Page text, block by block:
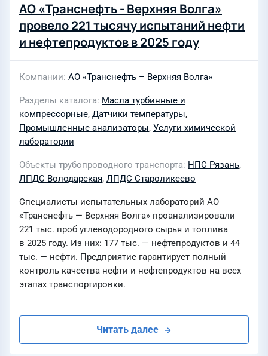
АО «Транснефть - Верхняя Волга»
провело 221 тысячу испытаний нефти
и нефтепродуктов в 2025 году
Компании АО «Транснефть – Верхняя Волга»
Разделы каталога Масла турбинные и
компрессорные, Датчики температуры,
Промышленные анализаторы, Услуги химической
лаборатории
Объекты трубопроводного транспорта НПС Рязань,
ЛПДС Володарская, ЛПДС Староликеево
Специалисты испытательных лабораторий АО
«Транснефть — Верхняя Волга» проанализировали
221 тыс. проб углеводородного сырья и топлива
в 2025 году. Из них: 177 тыс. — нефтепродуктов и 44
тыс. — нефти. Предприятие гарантирует полный
контроль качества нефти и нефтепродуктов на всех
этапах транспортировки.
Читать далее